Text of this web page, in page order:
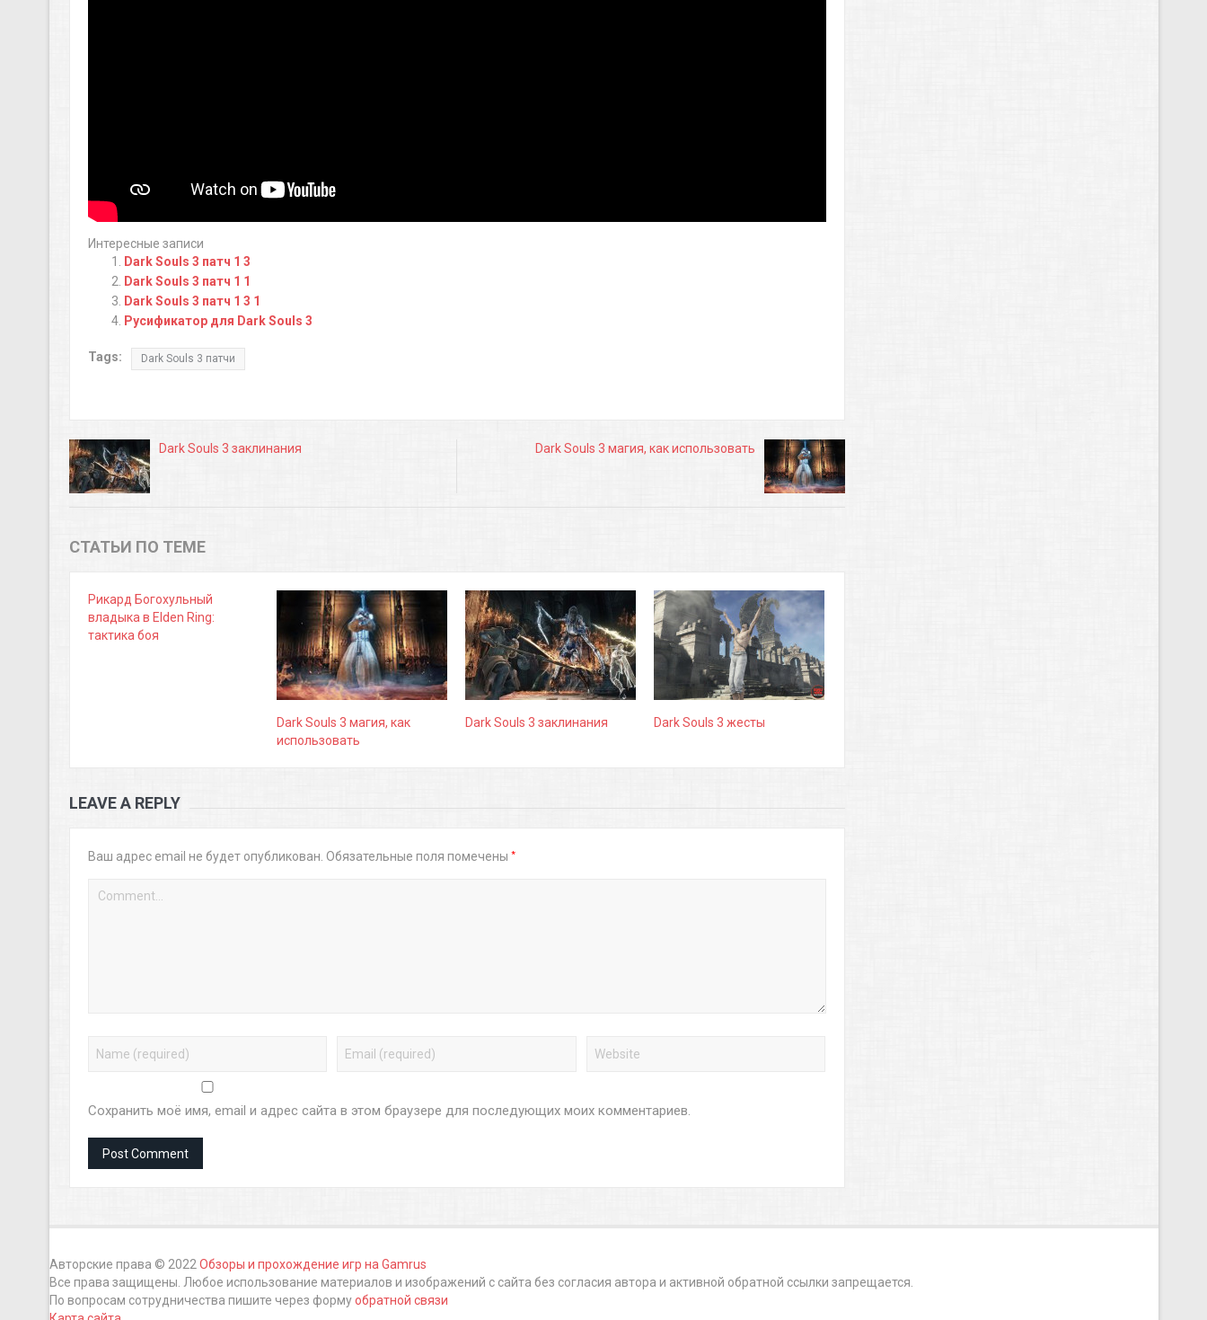
Интересные записи
Dark Souls 3 патч 1 3
Dark Souls 3 патч 1 1
Dark Souls 3 патч 1 3 1
Русификатор для Dark Souls 3
Tags: Dark Souls 3 патчи
Dark Souls 3 заклинания Dark Souls 3 магия, как использовать
СТАТЬИ ПО ТЕМЕ
Рикард Богохульный
владыка в Elden Ring:
тактика боя
Dark Souls 3 магия, как
использовать
Dark Souls 3 заклинания Dark Souls 3 жесты
LEAVE A REPLY
Ваш адрес email не будет опубликован. Обязательные поля помечены *
Сохранить моё имя, email и адрес сайта в этом браузере для последующих моих комментариев.
Авторские права © 2022 Обзоры и прохождение игр на Gamrus
Все права защищены. Любое использование материалов и изображений с сайта без согласия автора и активной обратной ссылки запрещается.
По вопросам сотрудничества пишите через формуобратной связи